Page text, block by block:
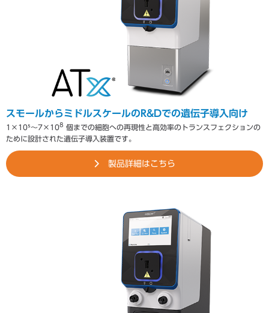
スモールからミドルスケールのR&Dでの遺伝子導入向け
1×10⁵～7×108 個までの細胞への再現性と高効率のトランスフェクションの
ために設計された遺伝子導入装置です。
製品詳細はこちら